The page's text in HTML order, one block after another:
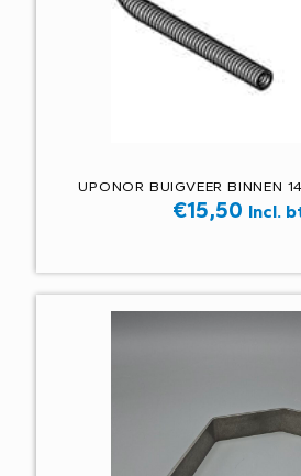
UPONOR BUIGVEER BINNEN
€15,50 Incl.